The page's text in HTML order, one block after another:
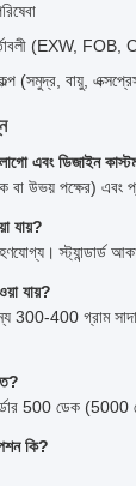
(EXW,
(সমুদ্র, বায়ু,
এবং ডিজাইন
উভয় পক্ষের) এবং
যায়?
স্ট্যান্ডার্ড
যায়?
300-400 গ্রাম
500 ডেক (5000
কি?